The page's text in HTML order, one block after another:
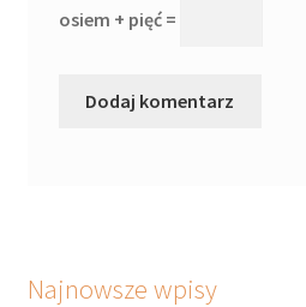
osiem + pięć =
Najnowsze wpisy